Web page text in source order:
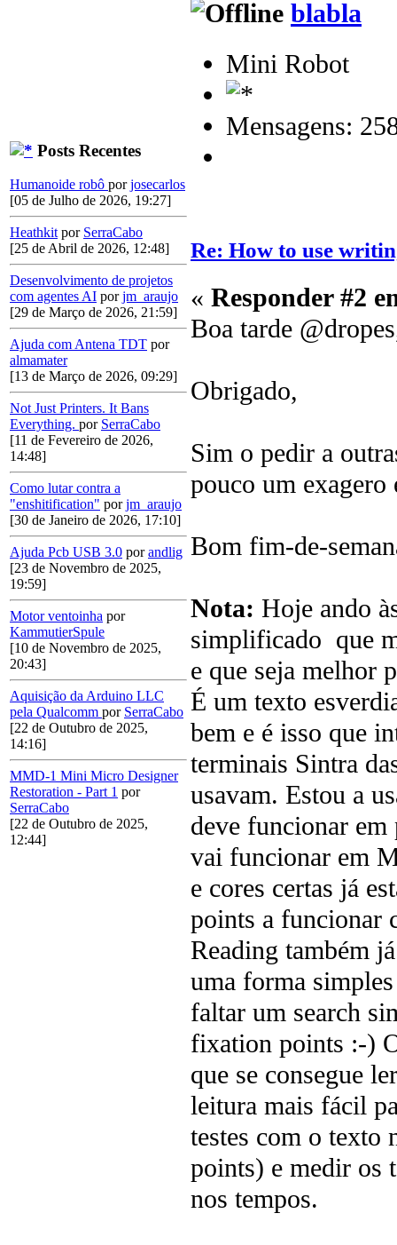
Posts Recentes
Humanoide robô porjosecarlos
[05 de Julho de 2026, 19:27]
Heathkit por SerraCabo
[25 de Abril de 2026, 12:48]
Desenvolvimento de projetos
com agentes AI porjm_araujo
[29 de Março de 2026, 21:59]
Ajuda com Antena TDT por
almamater
[13 de Março de 2026, 09:29]
Not Just Printers. It Bans
Everything. por SerraCabo
[11 de Fevereiro de 2026,
14:48]
Como lutar contra a
"enshitification" porjm_araujo
[30 de Janeiro de 2026, 17:10]
Ajuda Pcb USB 3.0 porandlig
[23 de Novembro de 2025,
19:59]
Motor ventoinha por
KammutierSpule
[10 de Novembro de 2025,
20:43]
Aquisição da Arduino LLC
pela Qualcomm por SerraCabo
[22 de Outubro de 2025,
14:16]
MMD-1 Mini Micro Designer
Restoration - Part 1 por
SerraCabo
[22 de Outubro de 2025,
12:44]
blabla
Mini Robot
Mensagens:
Re: How to use
« Responder #2
Boa tarde
Obrigado,
Sim o pedir a
pouco um exagero
Bom fim-de-
Nota: Hoje ando
simplificado que
e que seja melhor
É um texto
bem e é isso que
terminais Sintra
usavam. Estou a
deve funcionar
vai funcionar em
e cores certas já
points a funcionar
Reading também
uma forma
faltar um search
fixation points :-)
que se consegue
leitura mais fácil
testes com o texto
points) e medir os
nos tempos.